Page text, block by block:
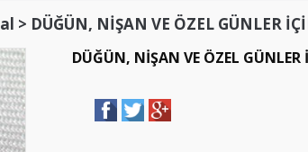
> DÜĞÜN, NİŞAN VE ÖZEL GÜNLER
DÜĞÜN, NİŞAN VE ÖZEL